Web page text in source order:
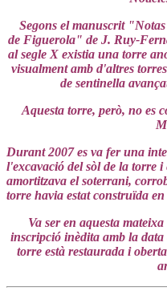
Segons el manuscrit
de Figuerola" de J. Ruy-
al segle X existia una torre
visualment amb d'altres
de sentinella
Aquesta torre, però, no es
Durant 2007 es va fer una
l'excavació del sòl de la torre
amortitzava el soterrani,
torre havia estat construïda
Va ser en aquesta
inscripció inèdita amb la
torre està restaurada i